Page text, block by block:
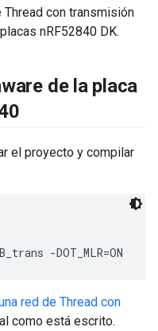
con transmisión
nRF52840 DK.
de la placa
el proyecto y compilar
red de Thread con
como está escrito.